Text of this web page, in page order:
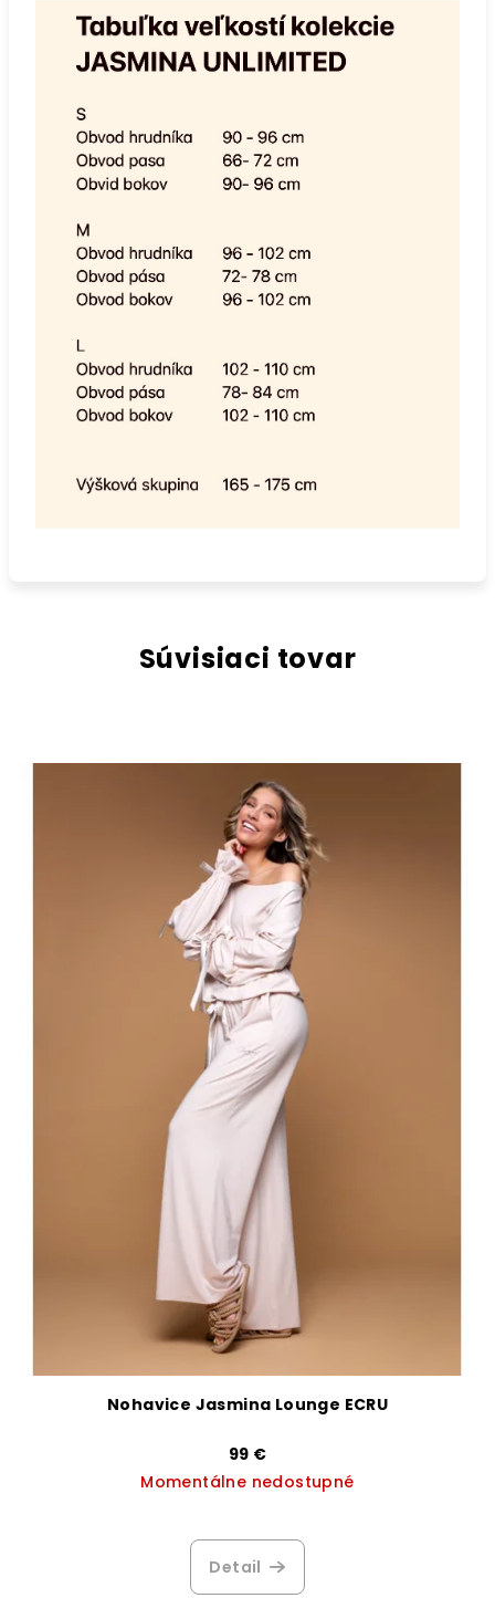
Súvisiaci tovar
Nohavice Jasmina Lounge ECRU
99 €
Momentálne nedostupné
hodnotenie
produktu
Detail